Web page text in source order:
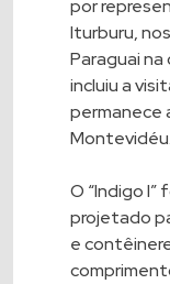
por
Iturburu,
Paraguai na
incluiu a
permanece
Montevidéu.
O “Indigo
projetado
e